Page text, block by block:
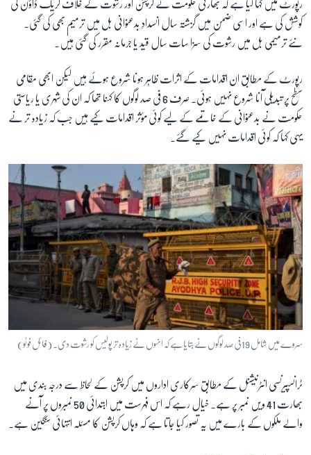
رپورٹ میں کہا گیا ہے کہ بھارتی حکومت نے کرپشن اور رشوت کے خلاف کریک ڈاؤن کی
کوشش کی ہے اور اسی ضمن میں گزشتہ سال انسدادِ بدعنوانی بل میں ترمیم بھی کی گئی۔
نئے ترمیمی بل میں رشوت کی سزا سات سال قید یا جرمانہ مقرر کی گئی ہیں۔
رپورٹ کے مطابق ان اقدامات کے اثرات ظاہر ہونا شروع ہوئے ہیں لیکن ابھی مقامی
سطح پر تبدیلی آنا شروع نہیں ہوئی۔ صرف 6 فی صد لوگوں کا کہنا تھا کہ ان کی شہری یا ریاستی
حکومت نے بدعنوانی کے خاتمے کے لیے کوئی مؤثر اقدامات کیے ہیں جب کہ زیادہ تر نے
یہی کہا کہ کوئی اقدامات نہیں کیے گئے۔
سروے میں شامل 19 فی صد لوگوں نے بتایا ہے کہ انہوں نے زیادہ تر پولیس کو رشوت دی۔ (فائل فوٹو)
ٹرانسپیرنسی انٹرنیشنل کے مطابق سرکاری اداروں میں کرپشن کے لحاظ سے درجہ بندی میں
بھارت 41 ویں نمبر پر ہے۔ خیال رہے کہ اس فہرست میں ابتدائی 50 نمبروں پر آنے
والے ملکوں کے بارے میں یہ تصور کیا جاتا ہے کہ وہاں کرپشن کا مسئلہ انتہائی سنگین ہے۔